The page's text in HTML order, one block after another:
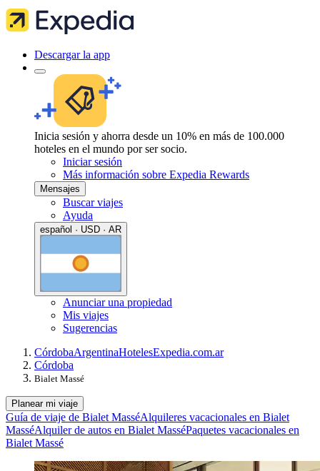
Descargar la app
Inicia sesión y ahorra desde un 10% en más de 100.000
hoteles en el mundo por ser socio.
Iniciar sesión
Más información sobre Expedia Rewards
Mensajes
Buscar viajes
Ayuda
español · USD · AR
Anunciar una propiedad
Mis viajes
Sugerencias
CórdobaArgentinaHotelesExpedia.com.ar
Córdoba
Bialet Massé
Planear mi viaje
Guía de viaje de Bialet MasséAlquileres vacacionales en Bialet
MasséAlquiler de autos en Bialet MasséPaquetes vacacionales en
Bialet Massé